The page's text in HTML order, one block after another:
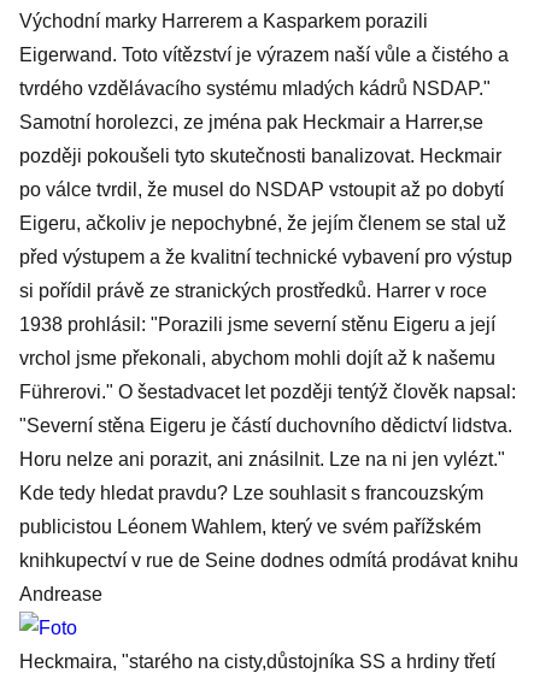
Východní marky Harrerem a Kasparkem porazili
Eigerwand. Toto vítězství je výrazem naší vůle a čistého a
tvrdého vzdělávacího systému mladých kádrů NSDAP."
Samotní horolezci, ze jména pak Heckmair a Harrer,se
později pokoušeli tyto skutečnosti banalizovat. Heckmair
po válce tvrdil, že musel do NSDAP vstoupit až po dobytí
Eigeru, ačkoliv je nepochybné, že jejím členem se stal už
před výstupem a že kvalitní technické vybavení pro výstup
si pořídil právě ze stranických prostředků. Harrer v roce
1938 prohlásil: "Porazili jsme severní stěnu Eigeru a její
vrchol jsme překonali, abychom mohli dojít až k našemu
Führerovi." O šestadvacet let později tentýž člověk napsal:
"Severní stěna Eigeru je částí duchovního dědictví lidstva.
Horu nelze ani porazit, ani znásilnit. Lze na ni jen vylézt."
Kde tedy hledat pravdu? Lze souhlasit s francouzským
publicistou Léonem Wahlem, který ve svém pařížském
knihkupectví v rue de Seine dodnes odmítá prodávat knihu
Andrease
Heckmaira, "starého na cisty,důstojníka SS a hrdiny třetí